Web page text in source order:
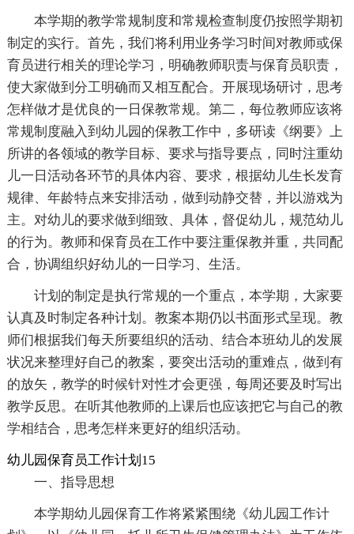
本学期的教学常规制度和常规检查制度仍按照学期初
制定的实行。首先，我们将利用业务学习时间对教师或保
育员进行相关的理论学习，明确教师职责与保育员职责，
使大家做到分工明确而又相互配合。开展现场研讨，思考
怎样做才是优良的一日保教常规。第二，每位教师应该将
常规制度融入到幼儿园的保教工作中，多研读《纲要》上
所讲的各领域的教学目标、要求与指导要点，同时注重幼
儿一日活动各环节的具体内容、要求，根据幼儿生长发育
规律、年龄特点来安排活动，做到动静交替，并以游戏为
主。对幼儿的要求做到细致、具体，督促幼儿，规范幼儿
的行为。教师和保育员在工作中要注重保教并重，共同配
合，协调组织好幼儿的一日学习、生活。
计划的制定是执行常规的一个重点，本学期，大家要
认真及时制定各种计划。教案本期仍以书面形式呈现。教
师们根据我们每天所要组织的活动、结合本班幼儿的发展
状况来整理好自己的教案，要突出活动的重难点，做到有
的放矢，教学的时候针对性才会更强，每周还要及时写出
教学反思。在听其他教师的上课后也应该把它与自己的教
学相结合，思考怎样来更好的组织活动。
幼儿园保育员工作计划15
一、指导思想
本学期幼儿园保育工作将紧紧围绕《幼儿园工作计